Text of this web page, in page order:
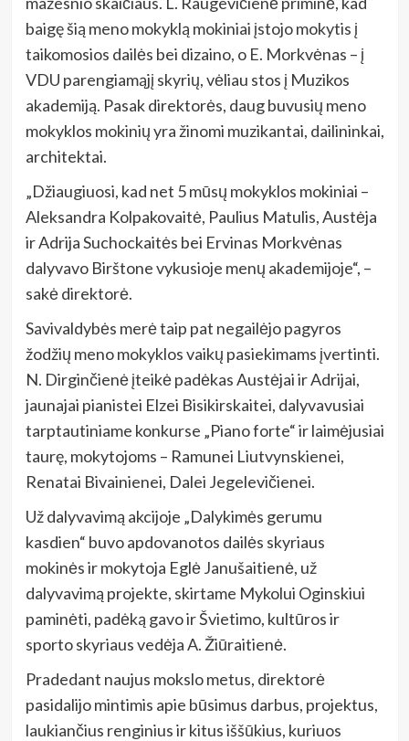
baigę šią meno mokyklą mokiniai įstojo mokytis į
taikomosios dailės bei dizaino, o E. Morkvėnas – į
VDU parengiamąjį skyrių, vėliau stos į Muzikos
akademiją. Pasak direktorės, daug buvusių meno
mokyklos mokinių yra žinomi muzikantai, dailininkai,
architektai.
„Džiaugiuosi, kad net 5 mūsų mokyklos mokiniai –
Aleksandra Kolpakovaitė, Paulius Matulis, Austėja
ir Adrija Suchockaitės bei Ervinas Morkvėnas
dalyvavo Birštone vykusioje menų akademijoje“, –
sakė direktorė.
Savivaldybės merė taip pat negailėjo pagyros
žodžių meno mokyklos vaikų pasiekimams įvertinti.
N. Dirginčienė įteikė padėkas Austėjai ir Adrijai,
jaunajai pianistei Elzei Bisikirskaitei, dalyvavusiai
tarptautiniame konkurse „Piano forte“ ir laimėjusiai
taurę, mokytojoms – Ramunei Liutvynskienei,
Renatai Bivainienei, Dalei Jegelevičienei.
Už dalyvavimą akcijoje „Dalykimės gerumu
kasdien“ buvo apdovanotos dailės skyriaus
mokinės ir mokytoja Eglė Janušaitienė, už
dalyvavimą projekte, skirtame Mykolui Oginskiui
paminėti, padėką gavo ir Švietimo, kultūros ir
sporto skyriaus vedėja A. Žiūraitienė.
Pradedant naujus mokslo metus, direktorė
pasidalijo mintimis apie būsimus darbus, projektus,
laukiančius renginius ir kitus iššūkius, kuriuos